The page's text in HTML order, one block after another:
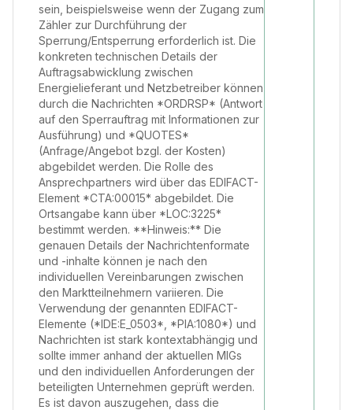
sein, beispielsweise wenn der Zugang zum
Zähler zur Durchführung der
Sperrung/Entsperrung erforderlich ist. Die
konkreten technischen Details der
Auftragsabwicklung zwischen
Energielieferant und Netzbetreiber können
durch die Nachrichten *ORDRSP* (Antwort
auf den Sperrauftrag mit Informationen zur
Ausführung) und *QUOTES*
(Anfrage/Angebot bzgl. der Kosten)
abgebildet werden. Die Rolle des
Ansprechpartners wird über das EDIFACT-
Element *CTA:00015* abgebildet. Die
Ortsangabe kann über *LOC:3225*
bestimmt werden. **Hinweis:** Die
genauen Details der Nachrichtenformate
und -inhalte können je nach den
individuellen Vereinbarungen zwischen
den Marktteilnehmern variieren. Die
Verwendung der genannten EDIFACT-
Elemente (*IDE:E_0503*, *PIA:1080*) und
Nachrichten ist stark kontextabhängig und
sollte immer anhand der aktuellen MIGs
und den individuellen Anforderungen der
beteiligten Unternehmen geprüft werden.
Es ist davon auszugehen, dass die